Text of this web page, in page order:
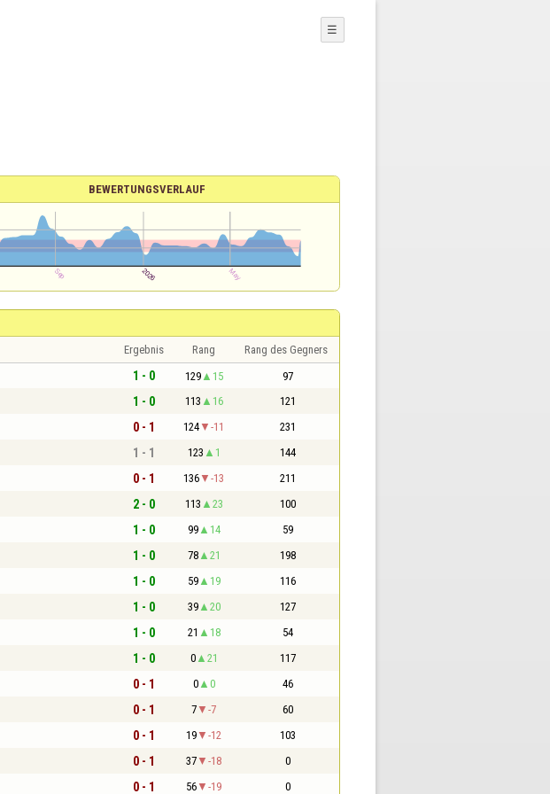
☰
BEWERTUNGSVERLAUF
Ergebnis Rang Rang des Gegners
1 - 0 129 15 97
1 - 0 113 16 121
0 - 1 124 -11 231
1 - 1 123 1 144
0 - 1 136 -13 211
2 - 0 113 23 100
1 - 0 99 14 59
1 - 0 78 21 198
1 - 0 59 19 116
1 - 0 39 20 127
1 - 0 21 18 54
1 - 0 0 21 117
0 - 1 0 0 46
0 - 1 7 -7 60
0 - 1 19 -12 103
0 - 1 37 -18 0
0 - 1 56 -19 0